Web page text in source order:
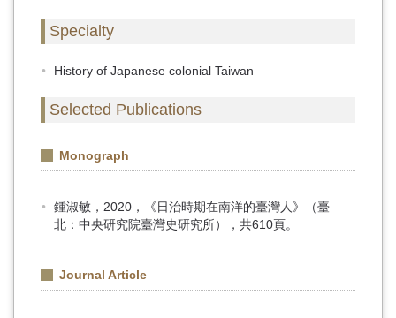
Specialty
History of Japanese colonial Taiwan
Selected Publications
Monograph
鍾淑敏，2020，《日治時期在南洋的臺灣人》（臺
北：中央研究院臺灣史研究所），共610頁。
Journal Article